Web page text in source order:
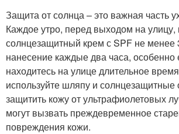
Защита от солнца – это важная часть
Каждое утро, перед выходом на улицу,
солнцезащитный крем с SPF не менее
нанесение каждые два часа, особенно
находитесь на улице длительное
используйте шляпу и солнцезащитные
защитить кожу от ультрафиолетовых
могут вызвать преждевременное
повреждения кожи.